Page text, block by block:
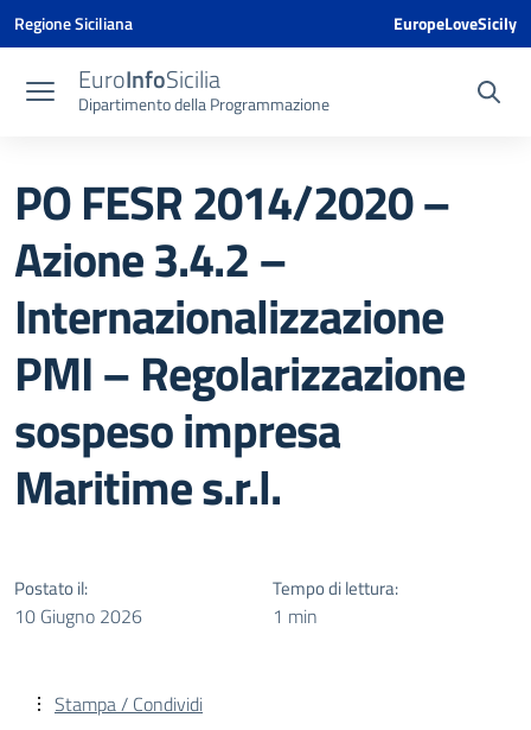
Vai ai contenuti
Vai al menu di navigazione
Vai al footer
Vai al banner delle Cookie Policy
Regione Siciliana EuropeLoveSicily
EuroInfoSicilia
Dipartimento della Programmazione
PO FESR 2014/2020 –
Azione 3.4.2 –
Internazionalizzazione
PMI – Regolarizzazione
sospeso impresa
Maritime s.r.l.
Postato il:
10 Giugno 2026
Tempo di lettura:
1 min
Stampa / Condividi